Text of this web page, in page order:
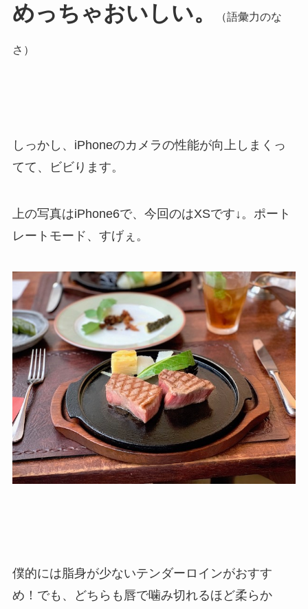
めっちゃおいしい。 （語彙力のな
さ）
しっかし、iPhoneのカメラの性能が向上しまくっ
てて、ビビります。
上の写真はiPhone6で、今回のはXSです↓。ポート
レートモード、すげぇ。
僕的には脂身が少ないテンダーロインがおすす
め！でも、どちらも唇で噛み切れるほど柔らか